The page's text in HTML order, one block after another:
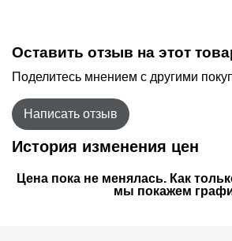
Оставить отзыв на этот
Поделитесь мнением с другими
Написать отзыв
История изменения цен
Цена пока не менялась. Как
мы покажем